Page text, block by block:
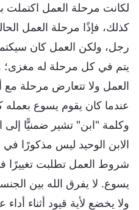
لكانت مرحلة العمل اكتملت
كذلك، فإذًا مرحلة العمل
رجل، ولكن العمل كان
يتم في كل مرحلة له مغزى؛
العمل ولا تتعارض مرحلة
عندما كان يقوم يسوع بعمله
وكلمة "ابن" تشير ضمنيًّا إلى
الابن الوحيد ليس مذكورًا
شروط العمل تطلبت تغييرًا
يسوع. لا يفرق الله بين
ولا يخضع لأية قيود أثناء